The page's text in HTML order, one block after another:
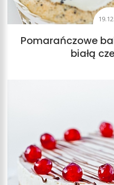
Pomarańczowe
białą